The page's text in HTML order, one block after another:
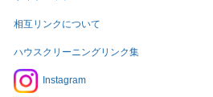
相互リンクについて
ハウスクリーニングリンク集
Instagram